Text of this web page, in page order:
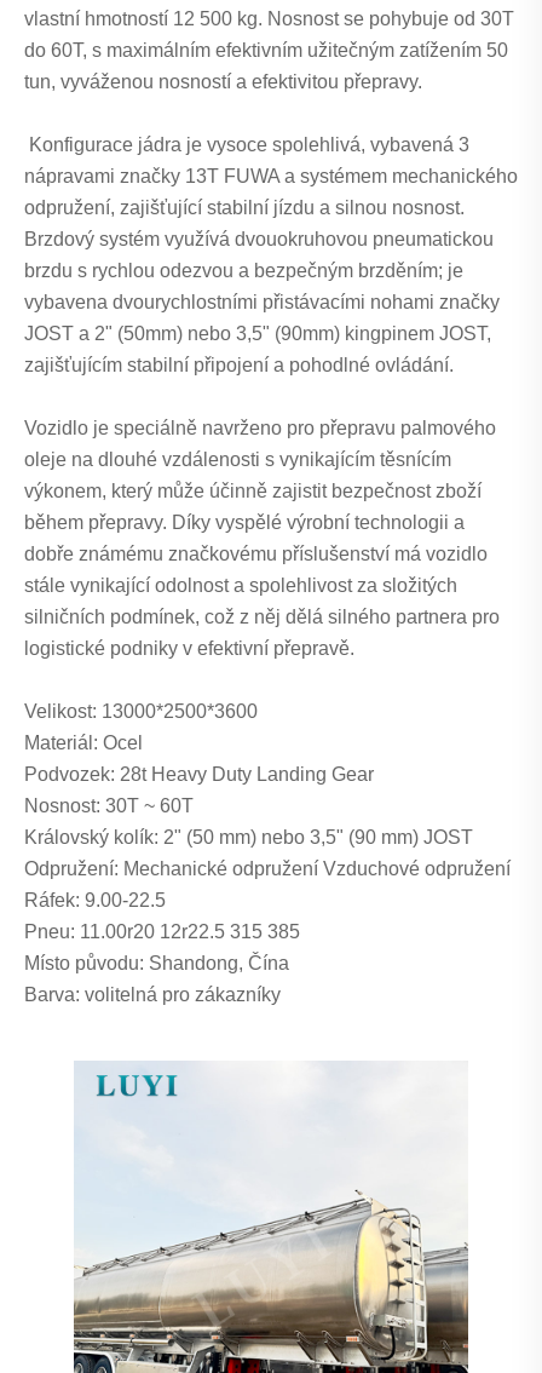
vlastní hmotností 12 500 kg. Nosnost se pohybuje od 30T
do 60T, s maximálním efektivním užitečným zatížením 50
tun, vyváženou nosností a efektivitou přepravy.
Konfigurace jádra je vysoce spolehlivá, vybavená 3
nápravami značky 13T FUWA a systémem mechanického
odpružení, zajišťující stabilní jízdu a silnou nosnost.
Brzdový systém využívá dvouokruhovou pneumatickou
brzdu s rychlou odezvou a bezpečným brzděním; je
vybavena dvourychlostními přistávacími nohami značky
JOST a 2" (50mm) nebo 3,5" (90mm) kingpinem JOST,
zajišťujícím stabilní připojení a pohodlné ovládání.
Vozidlo je speciálně navrženo pro přepravu palmového
oleje na dlouhé vzdálenosti s vynikajícím těsnícím
výkonem, který může účinně zajistit bezpečnost zboží
během přepravy. Díky vyspělé výrobní technologii a
dobře známému značkovému příslušenství má vozidlo
stále vynikající odolnost a spolehlivost za složitých
silničních podmínek, což z něj dělá silného partnera pro
logistické podniky v efektivní přepravě.
Velikost: 13000*2500*3600
Materiál: Ocel
Podvozek: 28t Heavy Duty Landing Gear
Nosnost: 30T ~ 60T
Královský kolík: 2" (50 mm) nebo 3,5" (90 mm) JOST
Odpružení: Mechanické odpružení Vzduchové odpružení
Ráfek: 9.00-22.5
Pneu: 11.00r20 12r22.5 315 385
Místo původu: Shandong, Čína
Barva: volitelná pro zákazníky